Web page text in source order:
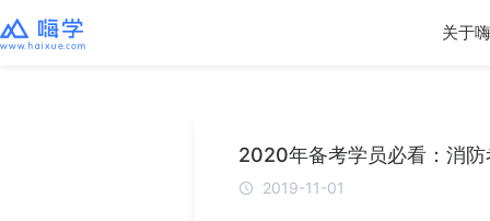
关于
2020年备考学员必看：消防
2019-11-01